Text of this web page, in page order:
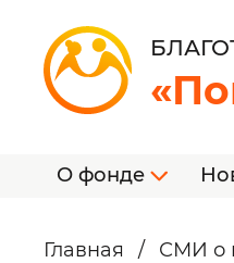
О фонде
Главная / СМИ о